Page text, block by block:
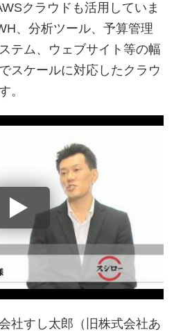
クラウドも活用していま
、分析ツール、予算管理
テム、ウェブサイト等の幅
スケールに対応したクラウ
。
社すし太郎（旧株式会社あ